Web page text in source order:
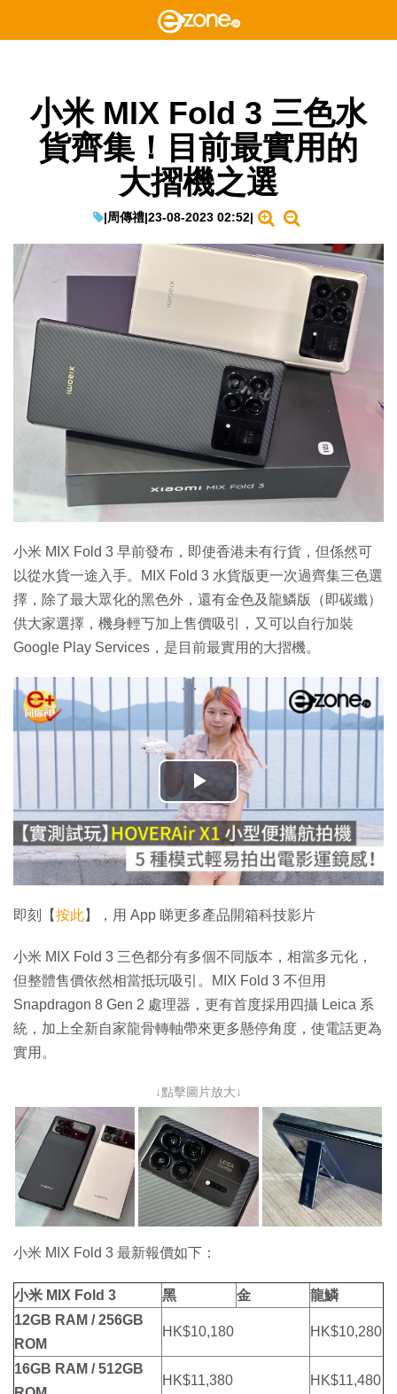
小米 MIX Fold 3 三色水
貨齊集！目前最實用的
大摺機之選
|周傳禮|23-08-2023 02:52|
小米 MIX Fold 3 早前發布，即使香港未有行貨，但係然可
以從水貨一途入手。MIX Fold 3 水貨版更一次過齊集三色選
擇，除了最大眾化的黑色外，還有金色及龍鱗版（即碳纖）
供大家選擇，機身輕丂加上售價吸引，又可以自行加裝
Google Play Services，是目前最實用的大摺機。
播
放
影
片
即刻【按此】，用 App 睇更多產品開箱科技影片
小米 MIX Fold 3 三色都分有多個不同版本，相當多元化，
但整體售價依然相當抵玩吸引。MIX Fold 3 不但用
Snapdragon 8 Gen 2 處理器，更有首度採用四攝 Leica 系
統，加上全新自家龍骨轉軸帶來更多懸停角度，使電話更為
實用。
↓點擊圖片放大↓
小米 MIX Fold 3 最新報價如下：
小米 MIX Fold 3 黑 金
龍鱗
12GB RAM / 256GB
ROM
HK$10,180 HK$10,280
16GB RAM / 512GB
HK$11,380 HK$11,480